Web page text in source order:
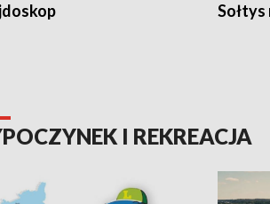
Sołtys
I REKREACJA